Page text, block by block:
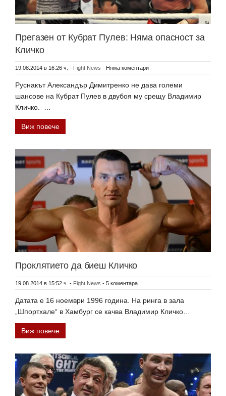
Прегазен от Кубрат Пулев: Няма опасност за
Кличко
19.08.2014 в 16:26 ч. - Fight News - Няма коментари
Руснакът Александър Димитренко не дава големи
шансове на Кубрат Пулев в двубоя му срещу Владимир
Кличко. …
Виж повече
Проклятието да биеш Кличко
19.08.2014 в 15:52 ч. - Fight News - 5 коментара
Датата е 16 ноем­ври 1996 година. На ринга в зала
„Шпортхале“ в Хамбург се качва Владимир Кличко…
Виж повече